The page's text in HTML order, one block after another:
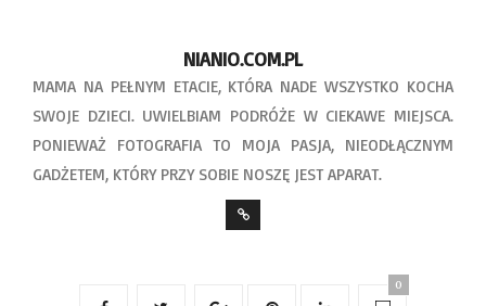
NIANIO.COM.PL
MAMA NA PEŁNYM ETACIE, KTÓRA NADE WSZYSTKO KOCHA
SWOJE DZIECI. UWIELBIAM PODRÓŻE W CIEKAWE MIEJSCA.
PONIEWAŻ FOTOGRAFIA TO MOJA PASJA, NIEODŁĄCZNYM
GADŻETEM, KTÓRY PRZY SOBIE NOSZĘ JEST APARAT.
0